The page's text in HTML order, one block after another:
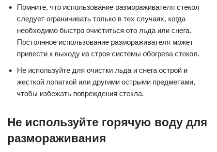
Помните, что использование размораживателя стекол
следует ограничивать только в тех случаях, когда
необходимо быстро очиститься ото льда или снега.
Постоянное использование размораживателя может
привести к выходу из строя системы обогрева стекол.
Не используйте для очистки льда и снега острой и
жесткой лопаткой или другими острыми предметами,
чтобы избежать повреждения стекла.
Не используйте горячую воду для
размораживания